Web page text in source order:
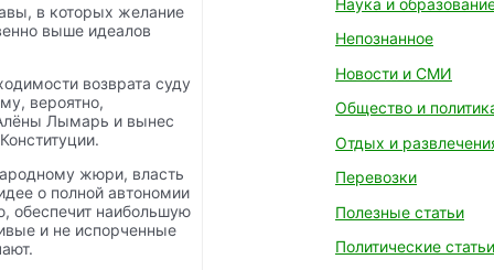
в которых желание
выше идеалов
возврата суду
вероятно,
Лымарь и вынес
жюри, власть
о полной автономии
обеспечит наибольшую
и не испорченные
Непознанное
Новости и СМИ
Общество и
Отдых и
Перевозки
Полезные статьи
Политические статьи